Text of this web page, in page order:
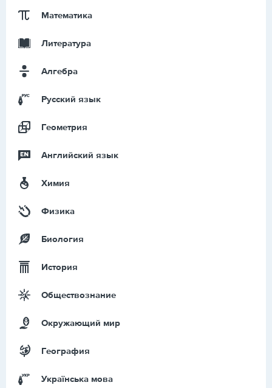
Математика
Литература
Алгебра
Русский язык
Геометрия
Английский язык
Химия
Физика
Биология
История
Обществознание
Окружающий мир
География
Українська мова